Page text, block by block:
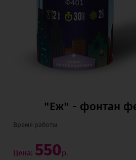
"Еж" - фонтан
Время pаботы
Цена: 550р.